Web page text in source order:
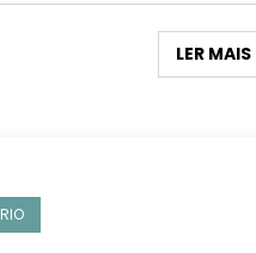
LER MAIS
RIO